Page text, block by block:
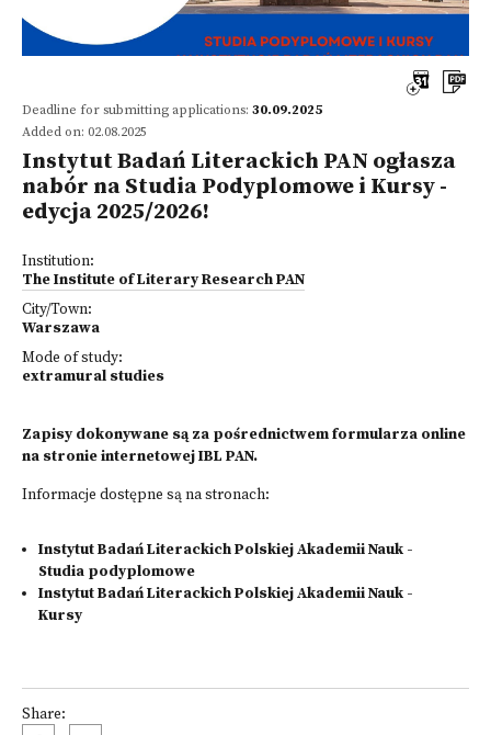
Deadline for submitting applications: 30.09.2025
Added on: 02.08.2025
Instytut Badań Literackich PAN ogłasza
nabór na Studia Podyplomowe i Kursy -
edycja 2025/2026!
Institution:
The Institute of Literary Research PAN
City/Town:
Warszawa
Mode of study:
extramural studies
Zapisy dokonywane są za pośrednictwem formularza online
na stronie internetowej IBL PAN.
Informacje dostępne są na stronach:
Instytut Badań Literackich Polskiej Akademii Nauk -
Studia podyplomowe
Instytut Badań Literackich Polskiej Akademii Nauk -
Kursy
Share: